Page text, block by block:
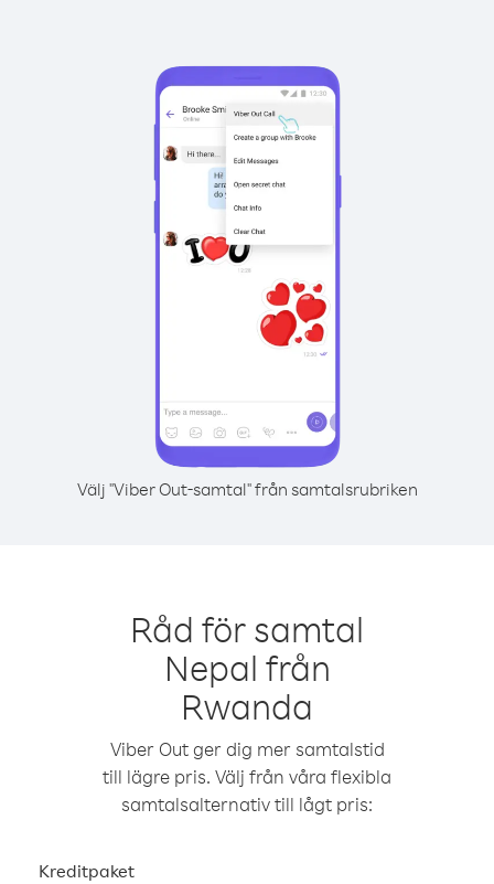
Välj "Viber Out-samtal" från samtalsrubriken
Råd för samtal
Nepal från
Rwanda
Viber Out ger dig mer samtalstid
till lägre pris. Välj från våra flexibla
samtalsalternativ till lågt pris:
Kreditpaket